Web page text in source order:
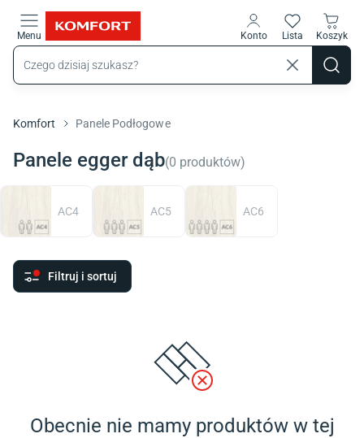
Menu Konto Lista Koszyk
Komfort Panele Podłogowe
Panele egger dąb(0 produktów)
AC4 AC5 AC6
Filtruj i sortuj
Obecnie nie mamy produktów w tej